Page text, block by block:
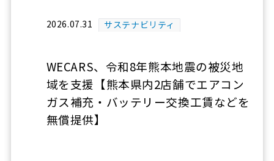
2026.07.31 サステナビリティ
WECARS、令和8年熊本地震の被災地
域を支援【熊本県内2店舗でエアコン
ガス補充・バッテリー交換工賃などを
無償提供】